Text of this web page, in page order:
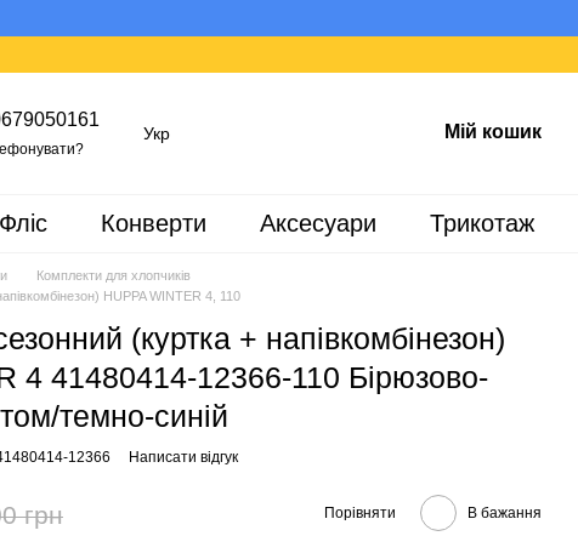
Укр Мій кошик
Фліс Конверти Аксесуари Трикотаж
Комплекти для хлопчиків
HUPPA WINTER 4, 110
(куртка + напівкомбінезон)
4 41480414-12366-110 Бірюзово-
темно-синій
12366 Написати відгук
грн Порівняти В бажання